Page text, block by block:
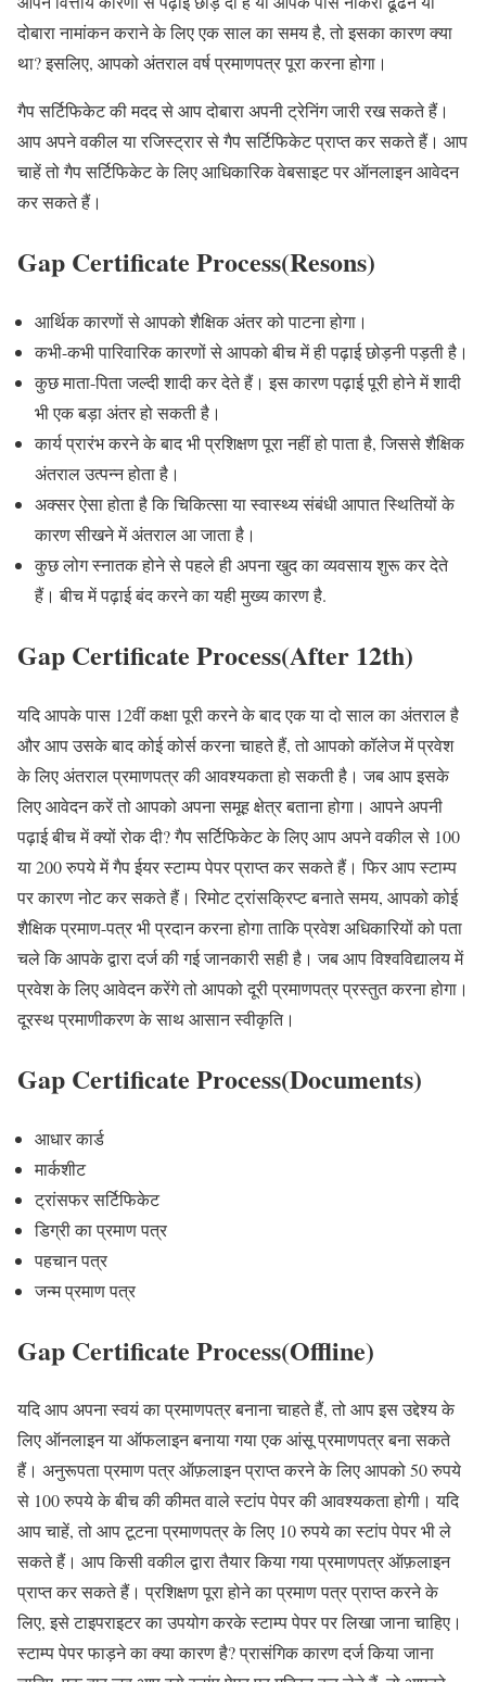
दोबारा नामांकन कराने के लिए एक साल का समय है, तो इसका कारण क्या
था? इसलिए, आपको अंतराल वर्ष प्रमाणपत्र पूरा करना होगा।
गैप सर्टिफिकेट की मदद से आप दोबारा अपनी ट्रेनिंग जारी रख सकते हैं।
आप अपने वकील या रजिस्ट्रार से गैप सर्टिफिकेट प्राप्त कर सकते हैं। आप
चाहें तो गैप सर्टिफिकेट के लिए आधिकारिक वेबसाइट पर ऑनलाइन आवेदन
कर सकते हैं।
Gap Certificate Process(Resons)
आर्थिक कारणों से आपको शैक्षिक अंतर को पाटना होगा।
कभी-कभी पारिवारिक कारणों से आपको बीच में ही पढ़ाई छोड़नी पड़ती है।
कुछ माता-पिता जल्दी शादी कर देते हैं। इस कारण पढ़ाई पूरी होने में शादी
भी एक बड़ा अंतर हो सकती है।
कार्य प्रारंभ करने के बाद भी प्रशिक्षण पूरा नहीं हो पाता है, जिससे शैक्षिक
अंतराल उत्पन्न होता है।
अक्सर ऐसा होता है कि चिकित्सा या स्वास्थ्य संबंधी आपात स्थितियों के
कारण सीखने में अंतराल आ जाता है।
कुछ लोग स्नातक होने से पहले ही अपना खुद का व्यवसाय शुरू कर देते
हैं। बीच में पढ़ाई बंद करने का यही मुख्य कारण है.
Gap Certificate Process(After 12th)
यदि आपके पास 12वीं कक्षा पूरी करने के बाद एक या दो साल का अंतराल है
और आप उसके बाद कोई कोर्स करना चाहते हैं, तो आपको कॉलेज में प्रवेश
के लिए अंतराल प्रमाणपत्र की आवश्यकता हो सकती है। जब आप इसके
लिए आवेदन करें तो आपको अपना समूह क्षेत्र बताना होगा। आपने अपनी
पढ़ाई बीच में क्यों रोक दी? गैप सर्टिफिकेट के लिए आप अपने वकील से 100
या 200 रुपये में गैप ईयर स्टाम्प पेपर प्राप्त कर सकते हैं। फिर आप स्टाम्प
पर कारण नोट कर सकते हैं। रिमोट ट्रांसक्रिप्ट बनाते समय, आपको कोई
शैक्षिक प्रमाण-पत्र भी प्रदान करना होगा ताकि प्रवेश अधिकारियों को पता
चले कि आपके द्वारा दर्ज की गई जानकारी सही है। जब आप विश्वविद्यालय में
प्रवेश के लिए आवेदन करेंगे तो आपको दूरी प्रमाणपत्र प्रस्तुत करना होगा।
दूरस्थ प्रमाणीकरण के साथ आसान स्वीकृति।
Gap Certificate Process(Documents)
आधार कार्ड
मार्कशीट
ट्रांसफर सर्टिफिकेट
डिग्री का प्रमाण पत्र
पहचान पत्र
जन्म प्रमाण पत्र
Gap Certificate Process(Offline)
यदि आप अपना स्वयं का प्रमाणपत्र बनाना चाहते हैं, तो आप इस उद्देश्य के
लिए ऑनलाइन या ऑफलाइन बनाया गया एक आंसू प्रमाणपत्र बना सकते
हैं। अनुरूपता प्रमाण पत्र ऑफ़लाइन प्राप्त करने के लिए आपको 50 रुपये
से 100 रुपये के बीच की कीमत वाले स्टांप पेपर की आवश्यकता होगी। यदि
आप चाहें, तो आप टूटना प्रमाणपत्र के लिए 10 रुपये का स्टांप पेपर भी ले
सकते हैं। आप किसी वकील द्वारा तैयार किया गया प्रमाणपत्र ऑफ़लाइन
प्राप्त कर सकते हैं। प्रशिक्षण पूरा होने का प्रमाण पत्र प्राप्त करने के
लिए, इसे टाइपराइटर का उपयोग करके स्टाम्प पेपर पर लिखा जाना चाहिए।
स्टाम्प पेपर फाड़ने का क्या कारण है? प्रासंगिक कारण दर्ज किया जाना